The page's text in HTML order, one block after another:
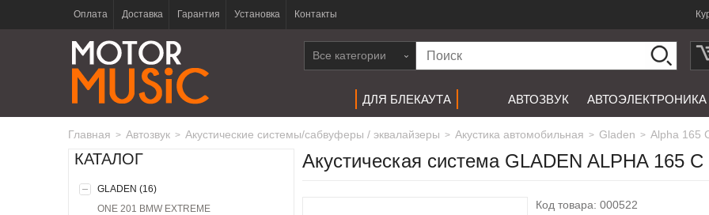
Оплата Доставка Гарантия Установка Контакты
Все категории
ДЛЯ БЛЕКАУТА АВТОЗВУК
Главная > автозвук > акустические системы/сабвуферы / эквалайзеры > акустика автомобильная > gladen > Alpha 165
КАТАЛОГ
GLADEN (16)
ONE 201 BMW EXTREME
Акустическая система GLADEN ALPHA 165 C
Код товара: 000522